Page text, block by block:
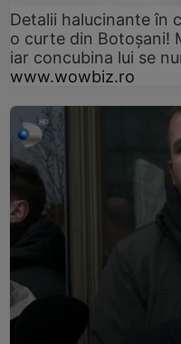
Detalii halucinante în
o curte din Botoșani!
iar concubina lui se
www.wowbiz.ro